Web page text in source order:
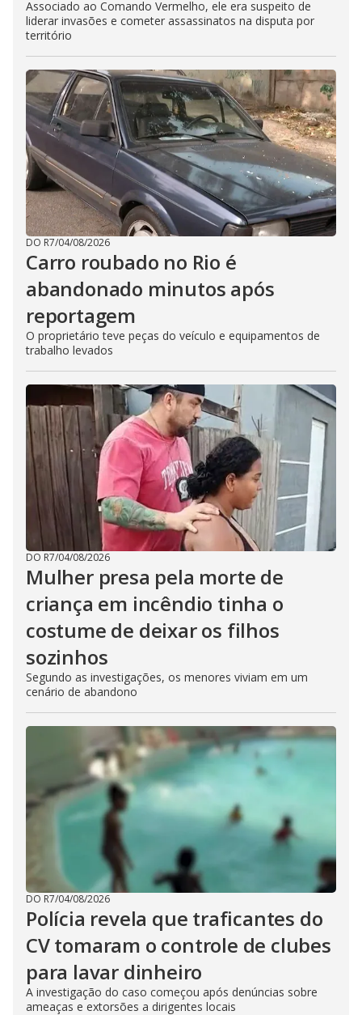
Associado ao Comando Vermelho, ele era suspeito de
liderar invasões e cometer assassinatos na disputa por
território
DO R7/04/08/2026
Carro roubado no Rio é
abandonado minutos após
reportagem
O proprietário teve peças do veículo e equipamentos de
trabalho levados
DO R7/04/08/2026
Mulher presa pela morte de
criança em incêndio tinha o
costume de deixar os filhos
sozinhos
Segundo as investigações, os menores viviam em um
cenário de abandono
DO R7/04/08/2026
Polícia revela que traficantes do
CV tomaram o controle de clubes
para lavar dinheiro
A investigação do caso começou após denúncias sobre
ameaças e extorsões a dirigentes locais